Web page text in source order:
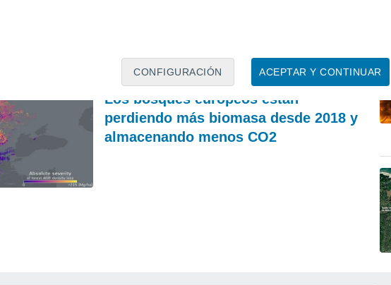
ACEPTAR Y CONTINUAR
CONFIGURACIÓN
REVISTA
Los bosques europeos están
perdiendo más biomasa desde 2018 y
almacenando menos CO2